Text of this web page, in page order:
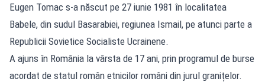
Eugen Tomac s-a născut pe 27 iunie 1981 în localitatea
Babele, din sudul Basarabiei, regiunea Ismail, pe atunci parte a
Republicii Sovietice Socialiste Ucrainene.
A ajuns în România la vârsta de 17 ani, prin programul de burse
acordat de statul român etnicilor români din jurul granițelor.